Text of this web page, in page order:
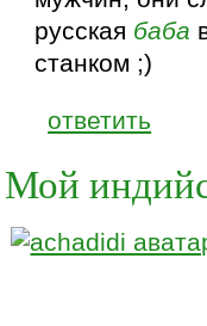
русская баба
станком ;)
ответить
Мой